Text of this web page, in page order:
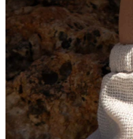
Waterproof
Piercing all'orecchio